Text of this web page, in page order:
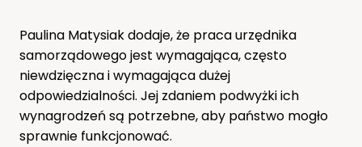
Paulina Matysiak dodaje, że praca urzędnika
samorządowego jest wymagająca, często
niewdzięczna i wymagająca dużej
odpowiedzialności. Jej zdaniem podwyżki ich
wynagrodzeń są potrzebne, aby państwo mogło
sprawnie funkcjonować.